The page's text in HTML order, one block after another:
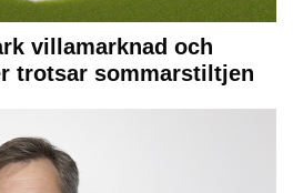
villamarknad och
trotsar sommarstiltjen